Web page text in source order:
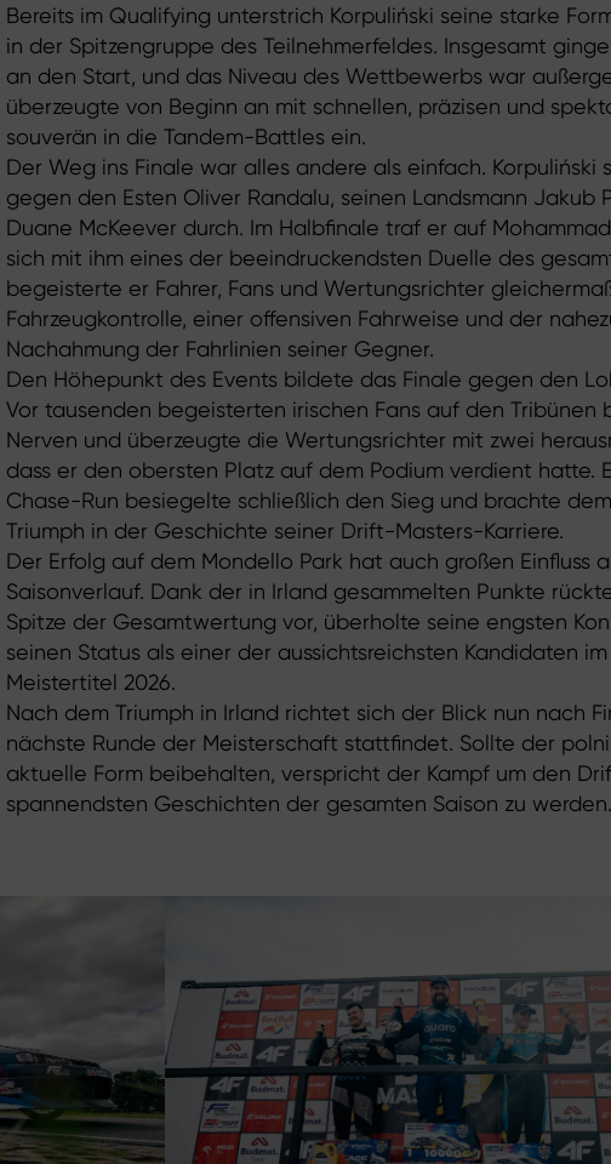
Bereits im Qualifying unterstrich Korpuliński seine starke
in der Spitzengruppe des Teilnehmerfeldes. Insgesamt
an den Start, und das Niveau des Wettbewerbs war
überzeugte von Beginn an mit schnellen, präzisen und
souverän in die Tandem-Battles ein.
Der Weg ins Finale war alles andere als einfach. Korpuliński
gegen den Esten Oliver Randalu, seinen Landsmann Jakub
Duane McKeever durch. Im Halbfinale traf er auf
sich mit ihm eines der beeindruckendsten Duelle des
begeisterte er Fahrer, Fans und Wertungsrichter
Fahrzeugkontrolle, einer offensiven Fahrweise und der
Nachahmung der Fahrlinien seiner Gegner.
Den Höhepunkt des Events bildete das Finale gegen den
Vor tausenden begeisterten irischen Fans auf den Tribünen
Nerven und überzeugte die Wertungsrichter mit zwei
dass er den obersten Platz auf dem Podium verdient hatte.
Chase-Run besiegelte schließlich den Sieg und brachte
Triumph in der Geschichte seiner Drift-Masters-Karriere.
Der Erfolg auf dem Mondello Park hat auch großen Einfluss
Saisonverlauf. Dank der in Irland gesammelten Punkte
Spitze der Gesamtwertung vor, überholte seine engsten
seinen Status als einer der aussichtsreichsten Kandidaten
Meistertitel 2026.
Nach dem Triumph in Irland richtet sich der Blick nun nach
nächste Runde der Meisterschaft stattfindet. Sollte der
aktuelle Form beibehalten, verspricht der Kampf um den
spannendsten Geschichten der gesamten Saison zu werden.